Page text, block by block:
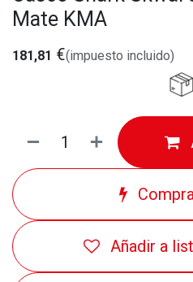
Mate KMA
181,81 €(impuesto incluido)
Añadir a